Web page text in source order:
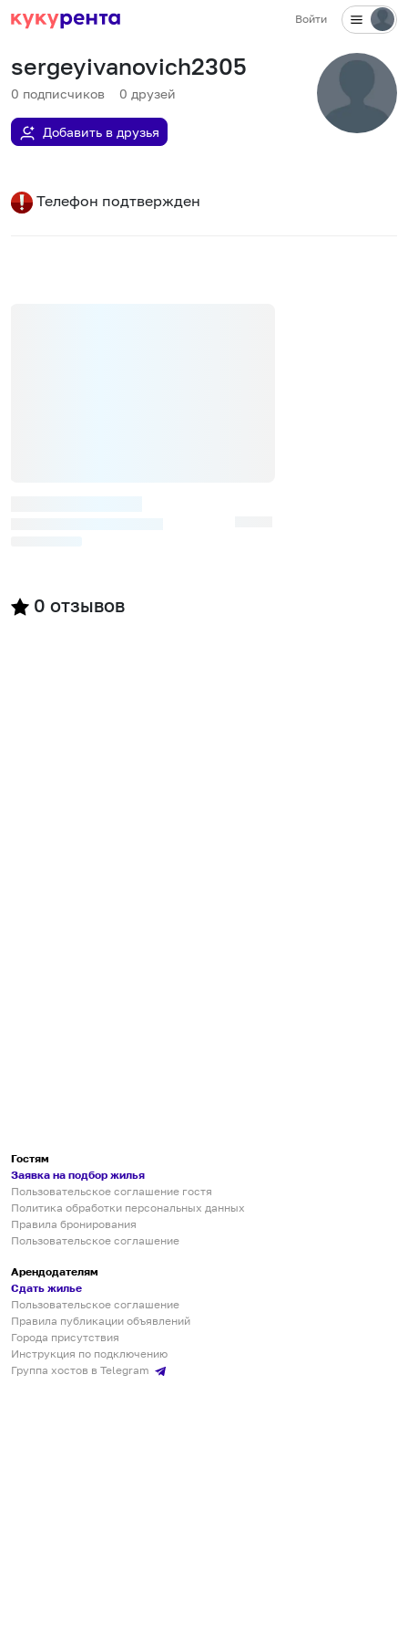
Войти
sergeyivanovich2305
0 подписчиков 0 друзей
Добавить в друзья
Телефон подтвержден
0 отзывов
Гостям
Заявка на подбор жилья
Пользовательское соглашение гостя
Политика обработки персональных данных
Правила бронирования
Пользовательское соглашение
Арендодателям
Сдать жилье
Пользовательское соглашение
Правила публикации объявлений
Города присутствия
Инструкция по подключению
Группа хостов в Telegram